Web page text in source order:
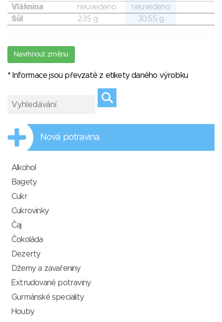
Vláknina
neuvedeno
neuvedeno
Sůl
2.35 g 30.55 g
Navrhnout změnu
* Informace jsou převzaté z etikety daného výrobku
Nová potravina
Alkohol
Bagety
Cukr
Cukrovinky
Čaj
Čokoláda
Dezerty
Džemy a zavařeniny
Extrudované potraviny
Gurmánské speciality
Houby